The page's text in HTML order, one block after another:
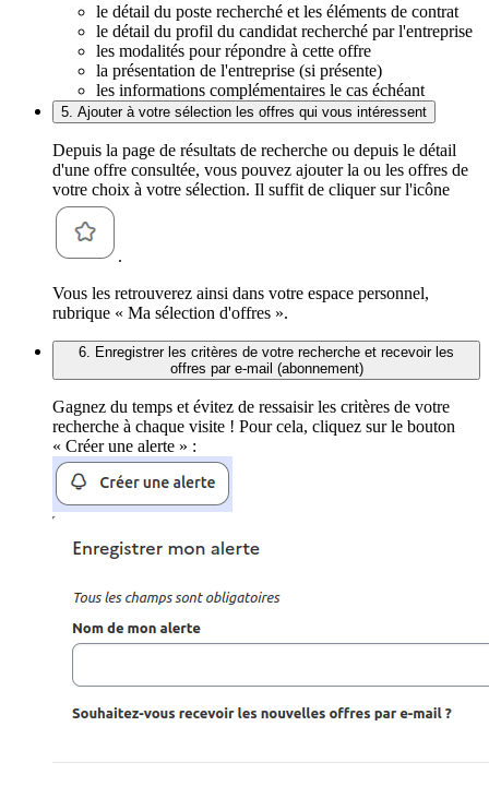
le détail du poste recherché et les éléments de contrat
le détail du profil du candidat recherché par l'entreprise
les modalités pour répondre à cette offre
la présentation de l'entreprise (si présente)
les informations complémentaires le cas échéant
5. Ajouter à votre sélection les offres qui vous intéressent
Depuis la page de résultats de recherche ou depuis le détail
d'une offre consultée, vous pouvez ajouter la ou les offres de
votre choix à votre sélection. Il suffit de cliquer sur l'icône
.
Vous les retrouverez ainsi dans votre espace personnel,
rubrique « Ma sélection d'offres ».
6. Enregistrer les critères de votre recherche et recevoir les
offres par e-mail (abonnement)
Gagnez du temps et évitez de ressaisir les critères de votre
recherche à chaque visite ! Pour cela, cliquez sur le bouton
« Créer une alerte » :